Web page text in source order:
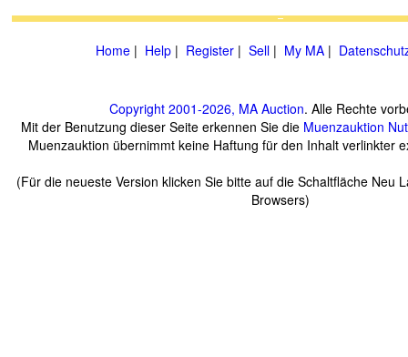
Home | Help | Register | Sell | My MA |
Copyright 2001-2026, MA Auction. Alle Rechte
Mit der Benutzung dieser Seite erkennen Sie die Muenzauktion
Muenzauktion übernimmt keine Haftung für den Inhalt verlinkter
(Für die neueste Version klicken Sie bitte auf die Schaltfläche Neu
Browsers)